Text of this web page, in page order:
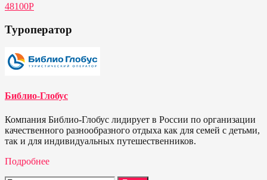
48100P
Туроператор
Библио-Глобус
Компания Библио-Глобус лидирует в России по организации
качественного разнообразного отдыха как для семей с детьми,
так и для индивидуальных путешественников.
Подробнее